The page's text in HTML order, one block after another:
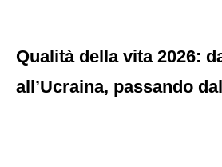
Qualità della vita 2026:
all’Ucraina, passando